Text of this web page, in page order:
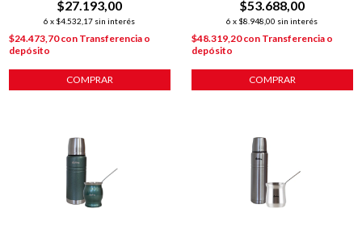
$27.193,00
6 x $4.532,17 sin interés
$24.473,70con Transferencia o
depósito
COMPRAR
$53.688,00
6 x $8.948,00 sin interés
$48.319,20con Transferencia o
depósito